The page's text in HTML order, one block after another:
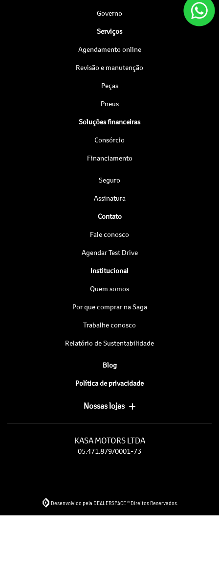
Governo
Serviços
Agendamento online
Revisão e manutenção
Peças
Pneus
Soluções financeiras
Consórcio
Financiamento
Seguro
Assinatura
Contato
Fale conosco
Agendar Test Drive
Institucional
Quem somos
Por que comprar na Saga
Trabalhe conosco
Relatório de Sustentabilidade
Blog
Política de privacidade
Nossas lojas
KASA MOTORS LTDA
05.471.879/0001-73
Desenvolvido pela DEALERSPACE ® Direitos Reservados.